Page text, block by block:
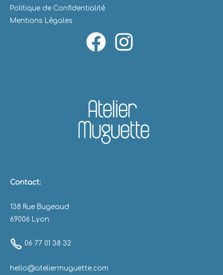
Politique de Confidentialité
Mentions Légales
Contact:
138 Rue Bugeaud
69006 Lyon
06 77 01 38 32
hello@ateliermuguette.com